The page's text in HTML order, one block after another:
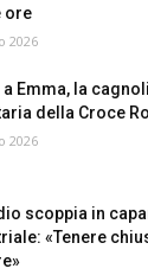
ore
2026
Emma, la
della Croce
2026
scoppia in
«Tenere